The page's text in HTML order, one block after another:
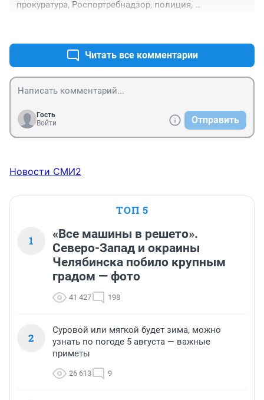
прокуратура, Роспортребнадзор, полиция,
оптимизации налогообложения, поддержки СВО,
торговли контофактом
Читать все комментарии
Гость
Войти
Отправить
Новости СМИ2
ТОП 5
1
«Все машины в решето».
Северо-Запад и окраины
Челябинска побило крупным
градом — фото
41 427 198
2
Суровой или мягкой будет зима, можно
узнать по погоде 5 августа — важные
приметы
26 613 9